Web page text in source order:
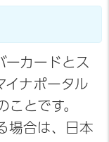
ーカードとス
イナポータル
とです。
場合は、日本